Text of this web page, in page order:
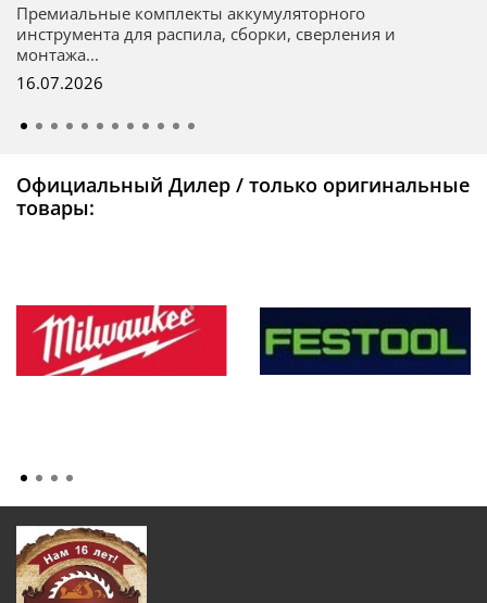
Премиальные комплекты аккумуляторного
инструмента для распила, сборки, сверления и
монтажа...
16.07.2026
Официальный Дилер / только оригинальные
товары: